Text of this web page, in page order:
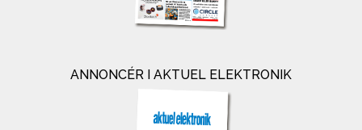
ANNONCÉR I AKTUEL ELEKTRONIK